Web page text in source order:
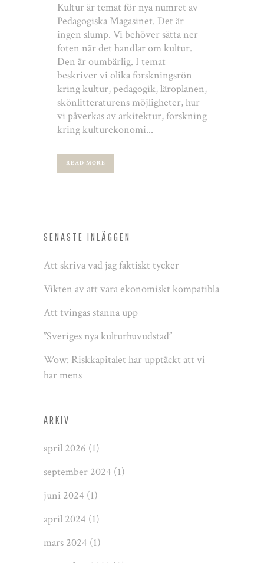
Kultur är temat för nya numret av
Pedagogiska Magasinet. Det är
ingen slump. Vi behöver sätta ner
foten när det handlar om kultur.
Den är oumbärlig. I temat
beskriver vi olika forskningsrön
kring kultur, pedagogik, läroplanen,
skönlitteraturens möjligheter, hur
vi påverkas av arkitektur, forskning
kring kulturekonomi...
READ MORE
SENASTE INLÄGGEN
Att skriva vad jag faktiskt tycker
Vikten av att vara ekonomiskt kompatibla
Att tvingas stanna upp
”Sveriges nya kulturhuvudstad”
Wow: Riskkapitalet har upptäckt att vi
har mens
ARKIV
april 2026 (1)
september 2024 (1)
juni 2024 (1)
april 2024 (1)
mars 2024 (1)